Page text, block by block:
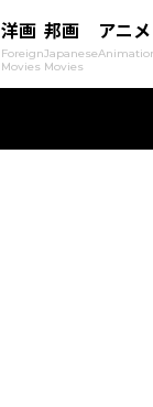
洋画
Foreign
Movies
邦画
Japanese
Movies
アニメ